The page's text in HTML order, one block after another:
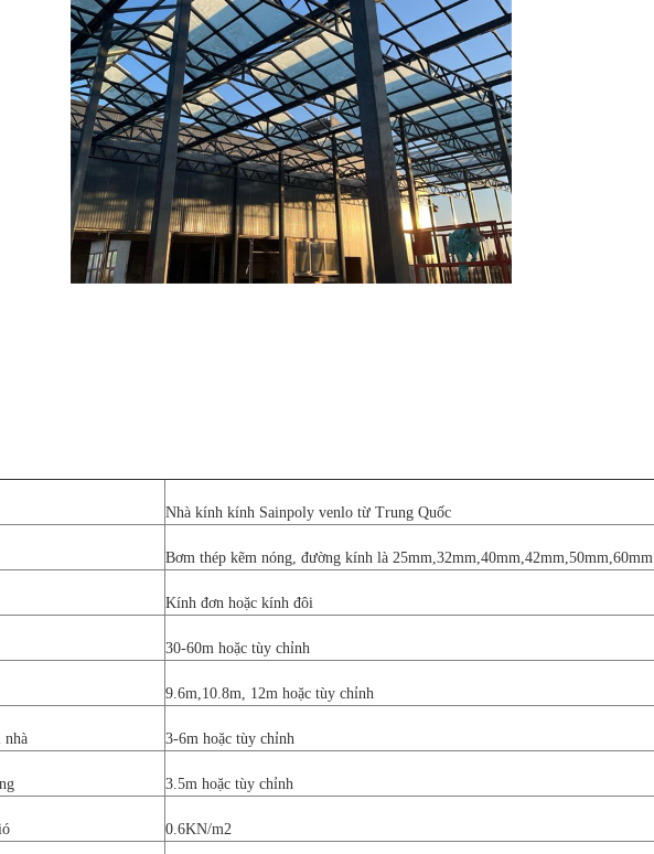
Nhà kính kính Sainpoly venlo từ Trung Quốc
Bơm thép kẽm nóng, đường kính là 25mm,32mm,40mm,42mm,50mm,60mm
Kính đơn hoặc kính đôi
30-60m hoặc tùy chỉnh
9.6m,10.8m, 12m hoặc tùy chỉnh
nhà 3-6m hoặc tùy chỉnh
3.5m hoặc tùy chỉnh
0.6KN/m2